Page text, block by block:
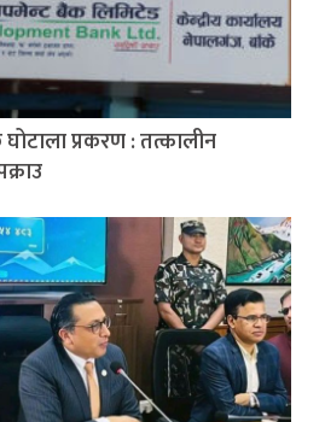
प्रकरण : तत्कालीन